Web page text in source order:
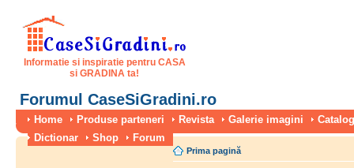
Informatie si inspiratie pentru CASA
si GRADINA ta!
Forumul CaseSiGradini.ro
Home Produse parteneri Revista Galerie imagini
Dictionar
Shop Forum
Prima pagină